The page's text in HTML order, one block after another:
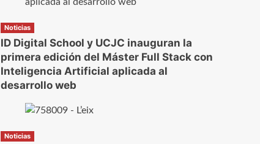
Noticias
ID Digital School y UCJC inauguran la
primera edición del Máster Full Stack con
Inteligencia Artificial aplicada al
desarrollo web
Noticias